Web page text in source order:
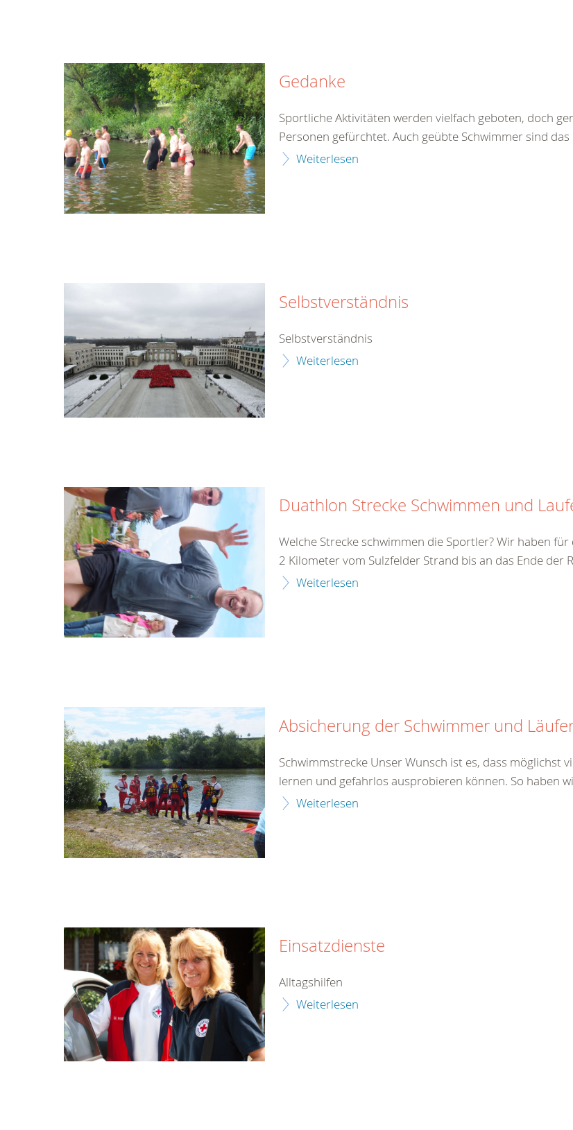
Gedanke
Sportliche Aktivitäten werden vielfach geboten, doch
Personen gefürchtet. Auch geübte Schwimmer sind
Weiterlesen
Selbstverständnis
Selbstverständnis
Weiterlesen
Duathlon Strecke Schwimmen und
Welche Strecke schwimmen die Sportler? Wir haben
2 Kilometer vom Sulzfelder Strand bis an das Ende der
Weiterlesen
Absicherung der Schwimmer und
Schwimmstrecke Unser Wunsch ist es, dass möglichst
lernen und gefahrlos ausprobieren können. So haben
Weiterlesen
Einsatzdienste
Alltagshilfen
Weiterlesen